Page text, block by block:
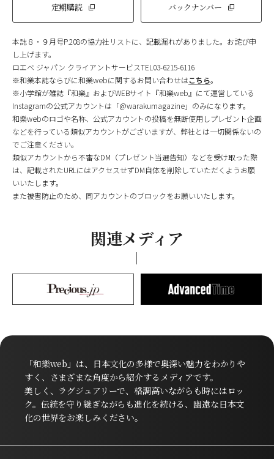
定期購読 バックナンバー
本誌８・９月号P.208の協力社リストに、記載漏れがありました。お詫び申
し上げます。
ロエベ ジャパン クライアントサービスTEL03-6215-6116
※和樂本誌ならびに和樂webに関するお問い合わせはこちら。
※小学館が雑誌『和樂』およびWEBサイト『和樂web』にて運営している
Instagramの公式アカウントは「@warakumagazine」のみになります。
和樂webのロゴや名称、公式アカウントの投稿を無断使用しプレゼント企画
などを行っている類似アカウントがございますが、弊社とは一切関係ないの
でご注意ください。
類似アカウントから不審なDM（プレゼント当選告知）などを受け取った際
は、記載されたURLにはアクセスせずDM自体を削除していただくようお願
いいたします。
また被害防止のため、同アカウントのブロックをお願いいたします。
関連メディア
「和樂web」は、日本文化の多様で奥深い魅力をわかりや
すく、さまざまな角度から紹介するメディアです。
美しく、ラグジュアリーで、格調高いながらも時にはロッ
ク。伝統を守り継ぎながらも進化を続ける、幽遠な日本文
化の世界をお楽しみください。